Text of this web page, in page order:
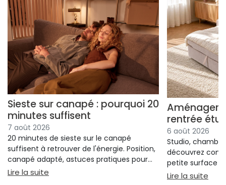
Sieste sur canapé : pourquoi 20
minutes suffisent
7 août 2026
20 minutes de sieste sur le canapé
suffisent à retrouver de l'énergie. Position,
canapé adapté, astuces pratiques pour
bien s'installer.
Lire la suite : Sieste sur canapé : pourquoi 20 minutes
Aménager
rentrée
6 août 2026
Studio,
découvrez
petite surface à
confort ni
Lire la suite